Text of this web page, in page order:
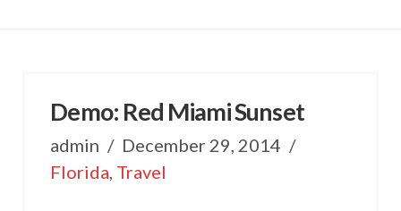
Demo: Red Miami Sunset
admin
December 29, 2014
Florida Travel